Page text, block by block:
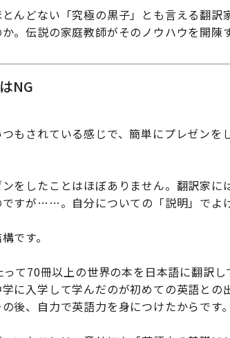
んどない「究極の黒子」とも言える翻
。伝説の家庭教師がそのノウハウを開陳
NG
もされている感じで、簡単にプレゼンを
をしたことはほぼありません。翻訳家に
すが……。自分についての「説明」でよ
です。
て70冊以上の世界の本を日本語に翻訳
に入学して学んだのが初めての英語との
後、自力で英語力を身につけたからです。